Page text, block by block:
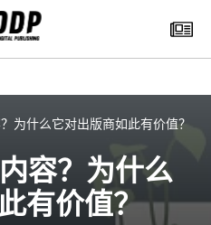
为什么它对出版商如此有价值？
容？为什么
有价值？